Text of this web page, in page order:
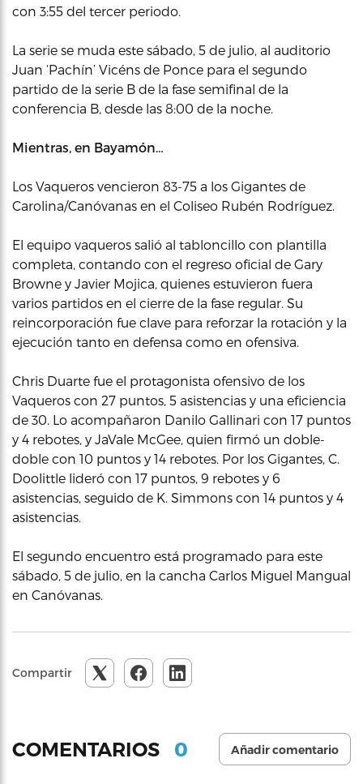
con 3:55 del tercer periodo.
La serie se muda este sábado, 5 de julio, al auditorio
Juan ‘Pachín’ Vicéns de Ponce para el segundo
partido de la serie B de la fase semifinal de la
conferencia B, desde las 8:00 de la noche.
Mientras, en Bayamón…
Los Vaqueros vencieron 83-75 a los Gigantes de
Carolina/Canóvanas en el Coliseo Rubén Rodríguez.
El equipo vaqueros salió al tabloncillo con plantilla
completa, contando con el regreso oficial de Gary
Browne y Javier Mojica, quienes estuvieron fuera
varios partidos en el cierre de la fase regular. Su
reincorporación fue clave para reforzar la rotación y la
ejecución tanto en defensa como en ofensiva.
Chris Duarte fue el protagonista ofensivo de los
Vaqueros con 27 puntos, 5 asistencias y una eficiencia
de 30. Lo acompañaron Danilo Gallinari con 17 puntos
y 4 rebotes, y JaVale McGee, quien firmó un doble-
doble con 10 puntos y 14 rebotes. Por los Gigantes, C.
Doolittle lideró con 17 puntos, 9 rebotes y 6
asistencias, seguido de K. Simmons con 14 puntos y 4
asistencias.
El segundo encuentro está programado para este
sábado, 5 de julio, en la cancha Carlos Miguel Mangual
en Canóvanas.
Compartir
COMENTARIOS 0 Añadir comentario